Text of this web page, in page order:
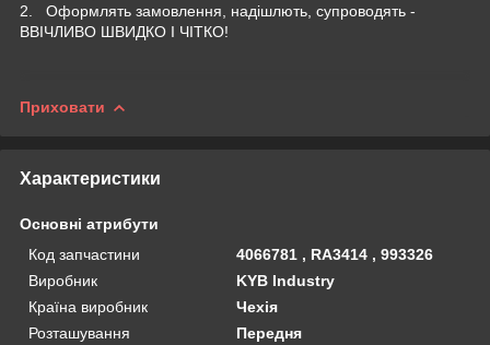
2. Оформлять замовлення, надішлють, супроводять -
ВВІЧЛИВО ШВИДКО І ЧІТКО!
Приховати
Характеристики
Основні атрибути
Код запчастини
4066781 , RA3414 , 993326
Виробник
KYB Industry
Країна виробник
Чехія
Розташування
Передня